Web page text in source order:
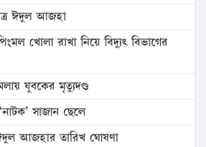
ঈদুল আজহা
খোলা রাখা নিয়ে বিদ্যুৎ বিভাগের
যুবকের মৃত্যুদণ্ড
সাজান ছেলে
আজহার তারিখ ঘোষণা